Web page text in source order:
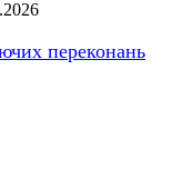
переконань